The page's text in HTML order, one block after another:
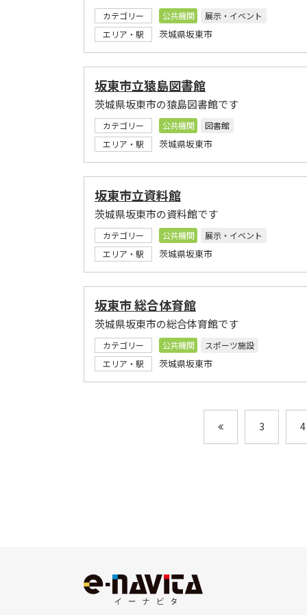
カテゴリー 公共機関
展示・イベント
エリア・駅
茨城県坂東市
坂東市立猿島図書館
茨城県坂東市の猿島図書館です
カテゴリー 公共機関
図書館
エリア・駅
茨城県坂東市
坂東市立資料館
茨城県坂東市の資料館です
カテゴリー 公共機関
展示・イベント
エリア・駅
茨城県坂東市
坂東市 総合体育館
茨城県坂東市の総合体育館です
カテゴリー 公共機関
スポーツ施設
エリア・駅
茨城県坂東市
3 4